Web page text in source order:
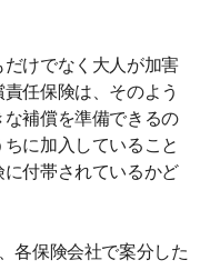
けでなく大人が加害
任保険は、そのよう
補償を準備できるの
に加入していること
付帯されているかど
各保険会社で案分した